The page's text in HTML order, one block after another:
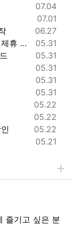
등록일
07.04
등록일
07.01
등록일
06.27
등록일
05.31
호텔스닷컴 x 쿠폰박스(고고쿠폰)단독 제휴 할인
등록일
05.31
등록일
05.31
등록일
05.31
등록일
05.31
등록일
05.22
등록일
05.22
등록일
05.22
등록일
05.21
즐기고 싶은 분